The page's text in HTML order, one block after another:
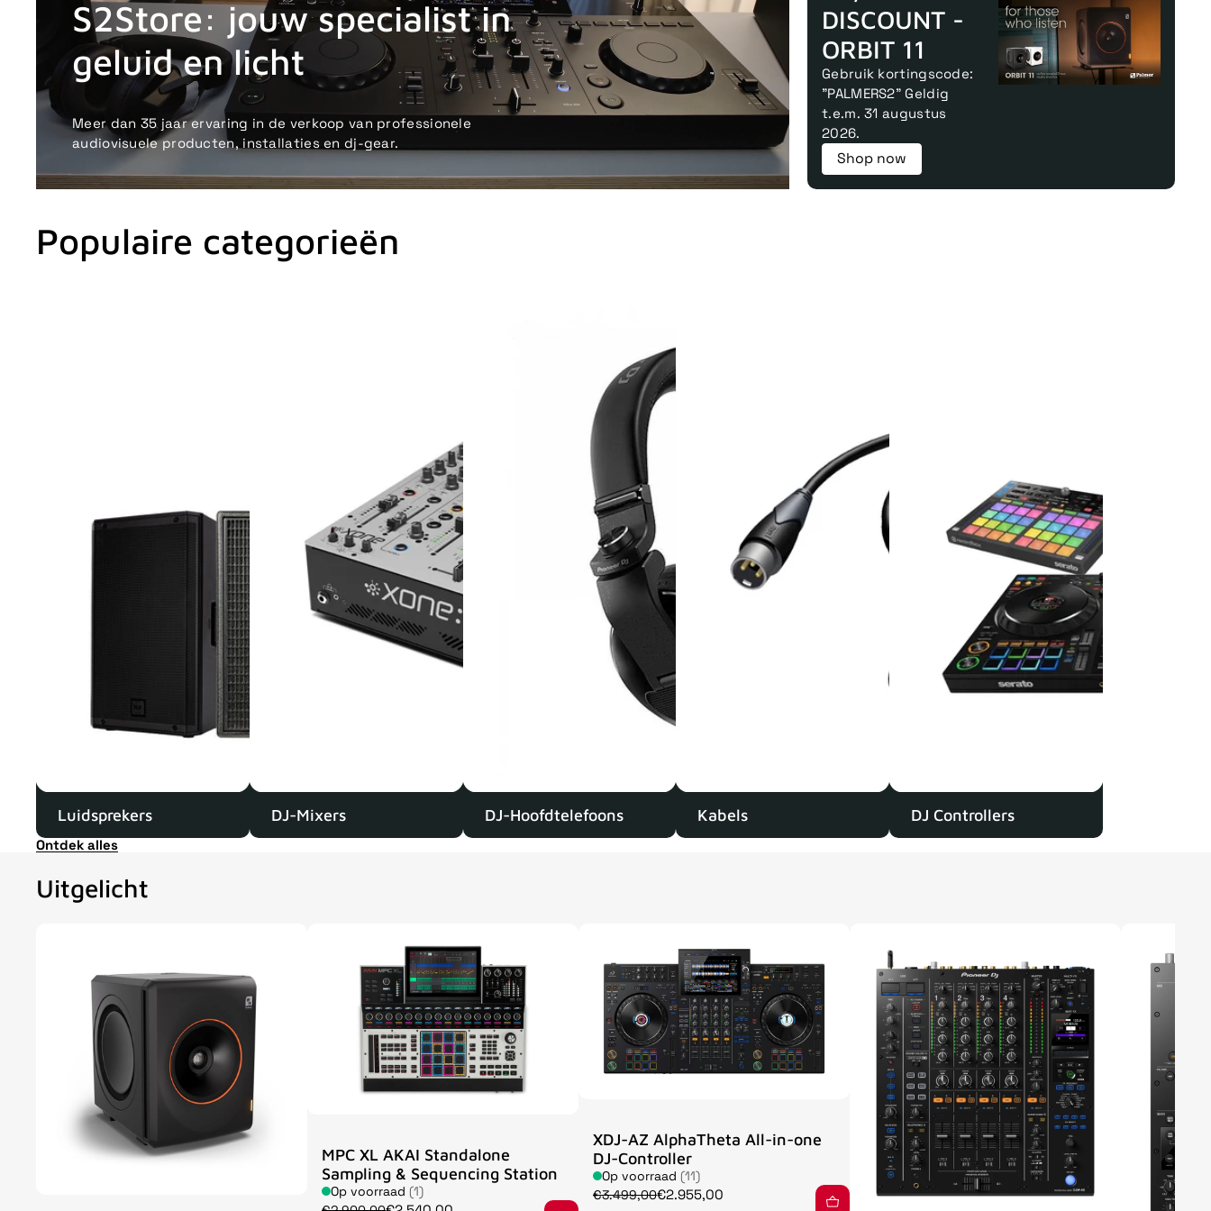
S2Store: jouw specialist in
geluid en licht
Meer dan 35 jaar ervaring in de verkoop van professionele
audiovisuele producten, installaties en dj-gear.
DISCOUNT -
ORBIT 11
Gebruik kortingscode:
"PALMERS2" Geldig
t.e.m. 31 augustus
2026.
Shop now
Populaire categorieën
Luidsprekers DJ-Mixers DJ-Hoofdtelefoons Kabels DJ Controllers
Ontdek alles
Uitgelicht
MPC XL AKAI Standalone
Sampling & Sequencing Station
Op voorraad (1)
XDJ-AZ AlphaTheta All-in-one
DJ-Controller
Op voorraad (11)
€3.499,00€2.955,00